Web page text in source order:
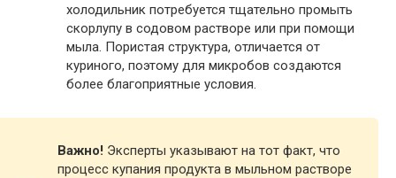
холодильник потребуется тщательно промыть
скорлупу в содовом растворе или при помощи
мыла. Пористая структура, отличается от
куриного, поэтому для микробов создаются
более благоприятные условия.
Важно! Эксперты указывают на тот факт, что
процесс купания продукта в мыльном растворе